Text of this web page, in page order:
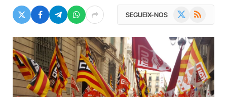
SEGUEIX-NOS RSS